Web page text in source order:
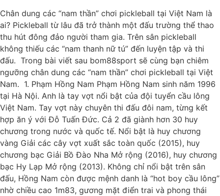
Chân dung các “nam thần” chơi pickleball tại Việt Nam là
ai? Pickleball từ lâu đã trở thành một đấu trường thể thao
thu hút đông đảo người tham gia. Trên sân pickleball
không thiếu các “nam thanh nữ tú” đến luyện tập và thi
đấu. Trong bài viết sau bom88sport sẽ cùng bạn chiêm
ngưỡng chân dung các “nam thần” chơi pickleball tại Việt
Nam. 1. Phạm Hồng Nam Phạm Hồng Nam sinh năm 1996
tại Hà Nội. Anh là tay vợt nổi bật của đội tuyển cầu lông
Việt Nam. Tay vợt này chuyên thi đấu đôi nam, từng kết
hợp ăn ý với Đỗ Tuấn Đức. Cả 2 đã giành hơn 30 huy
chương trong nước và quốc tế. Nổi bật là huy chương
vàng Giải các cây vợt xuất sắc toàn quốc (2015), huy
chương bạc Giải Bồ Đào Nha Mở rộng (2016), huy chương
bạc Hy Lạp Mở rộng (2013). Không chỉ nổi bật trên sân
đấu, Hồng Nam còn được mệnh danh là “hot boy cầu lông”
nhờ chiều cao 1m83, gương mặt điển trai và phong thái